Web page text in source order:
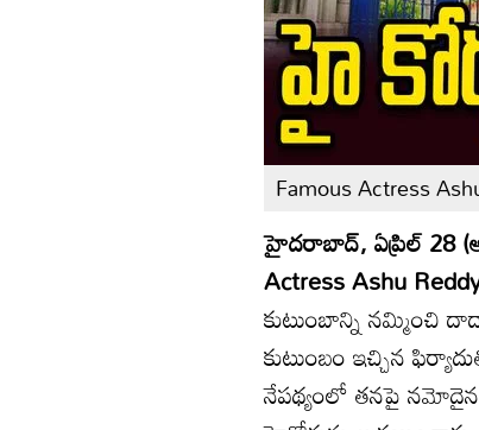
Famous Actress
హైదరాబాద్, ఏప్రిల్ 28
Actress Ashu
కుటుంబాన్ని నమ్మించి
కుటుంబం ఇచ్చిన
నేపథ్యంలో తనపై నమోదైన